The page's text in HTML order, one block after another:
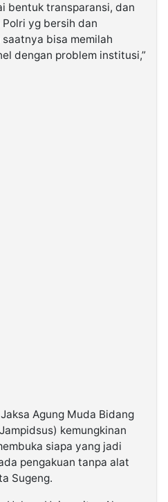
bentuk transparansi, dan
yg bersih dan
bisa memilah
dengan problem institusi,”
Agung Muda Bidang
kemungkinan
siapa yang jadi
pengakuan tanpa alat
Sugeng.